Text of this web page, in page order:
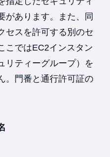
があります。また、同
セスを許可する別のセ
こではEC2インスタン
リティーグループ）を
。門番と通行許可証の